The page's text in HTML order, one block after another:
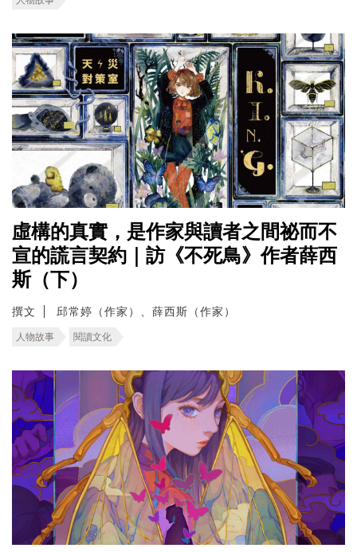
虛構的真實，是作家與讀者之間祕而不
宣的謊言契約｜訪《不死鳥》作者薛西
斯（下）
撰文 邱常婷（作家）、薛西斯（作家）
人物故事 閱讀文化